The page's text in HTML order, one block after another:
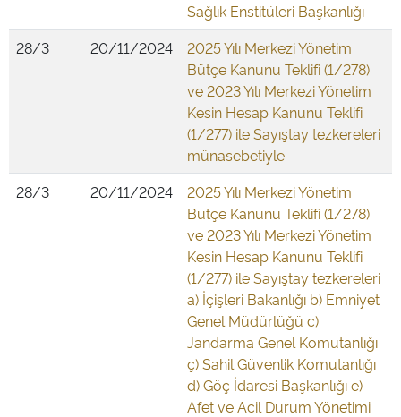
Sağlık Enstitüleri Başkanlığı
28/3
20/11/2024
2025 Yılı Merkezi Yönetim
Bütçe Kanunu Teklifi (1/278)
ve 2023 Yılı Merkezi Yönetim
Kesin Hesap Kanunu Teklifi
(1/277) ile Sayıştay tezkereleri
münasebetiyle
28/3
20/11/2024
2025 Yılı Merkezi Yönetim
Bütçe Kanunu Teklifi (1/278)
ve 2023 Yılı Merkezi Yönetim
Kesin Hesap Kanunu Teklifi
(1/277) ile Sayıştay tezkereleri
a) İçişleri Bakanlığı b) Emniyet
Genel Müdürlüğü c)
Jandarma Genel Komutanlığı
ç) Sahil Güvenlik Komutanlığı
d) Göç İdaresi Başkanlığı e)
Afet ve Acil Durum Yönetimi